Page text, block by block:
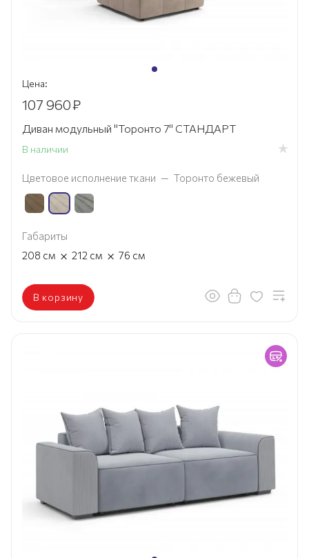
Цена:
107 960₽
Диван модульный "Торонто 7" СТАНДАРТ
В наличии
Цветовое исполнение ткани — Торонто бежевый
Габариты
208 см × 212 см × 76 см
В корзину